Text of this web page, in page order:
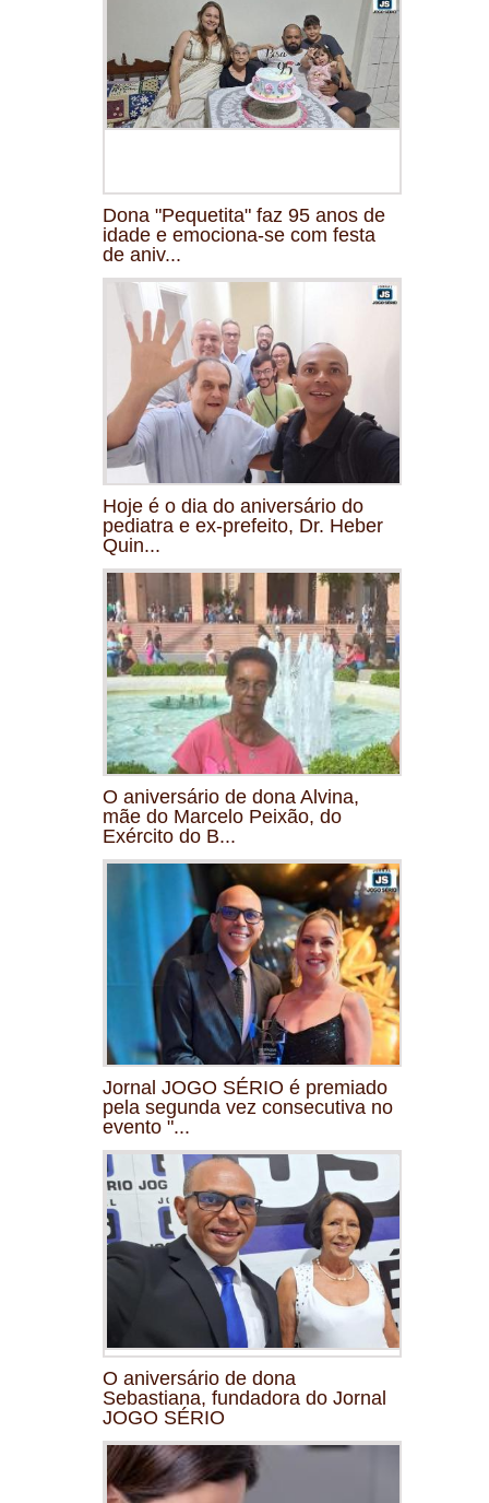
Dona "Pequetita" faz 95 anos de
idade e emociona-se com festa
de aniv...
Hoje é o dia do aniversário do
pediatra e ex-prefeito, Dr. Heber
Quin...
O aniversário de dona Alvina,
mãe do Marcelo Peixão, do
Exército do B...
Jornal JOGO SÉRIO é premiado
pela segunda vez consecutiva no
evento "...
O aniversário de dona
Sebastiana, fundadora do Jornal
JOGO SÉRIO